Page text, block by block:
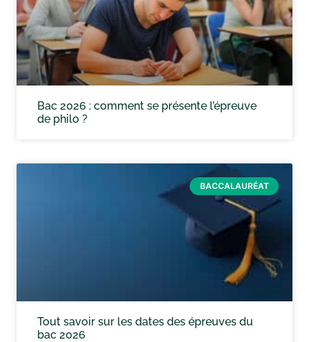
Bac 2026 : comment se présente l’épreuve
de philo ?
BACCALAURÉAT
Tout savoir sur les dates des épreuves du
bac 2026